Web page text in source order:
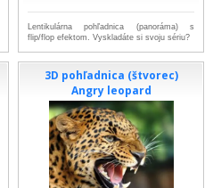
Lentikulárna pohľadnica (panoráma) s
flip/flop efektom. Vyskladáte si svoju sériu?
3D pohľadnica (štvorec)
Angry leopard